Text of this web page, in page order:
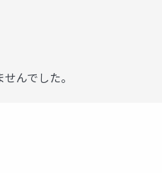
んでした。